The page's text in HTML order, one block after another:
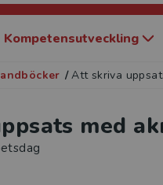
Kompetensutveckling
/ Att skriva
med